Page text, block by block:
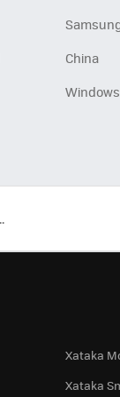
China
Windows
Xataka
Xataka